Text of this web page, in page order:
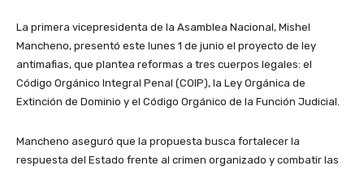
La primera vicepresidenta de la Asamblea Nacional, Mishel
Mancheno, presentó este lunes 1 de junio el proyecto de ley
antimafias, que plantea reformas a tres cuerpos legales: el
Código Orgánico Integral Penal (COIP), la Ley Orgánica de
Extinción de Dominio y el Código Orgánico de la Función Judicial.
Mancheno aseguró que la propuesta busca fortalecer la
respuesta del Estado frente al crimen organizado y combatir las